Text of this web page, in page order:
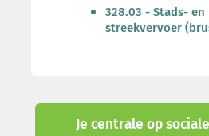
328.03 - Stads- en
streekvervoer
Je centrale op